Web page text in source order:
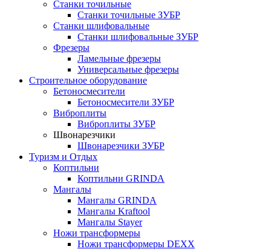
Станки точильные
Станки точильные ЗУБР
Станки шлифовальные
Станки шлифовальные ЗУБР
Фрезеры
Ламельные фрезеры
Универсальные фрезеры
Строительное оборудование
Бетоносмесители
Бетоносмесители ЗУБР
Виброплиты
Виброплиты ЗУБР
Швонарезчики
Швонарезчики ЗУБР
Туризм и Отдых
Коптильни
Коптильни GRINDA
Мангалы
Мангалы GRINDA
Мангалы Kraftool
Мангалы Stayer
Ножи трансформеры
Ножи трансформеры DEXX